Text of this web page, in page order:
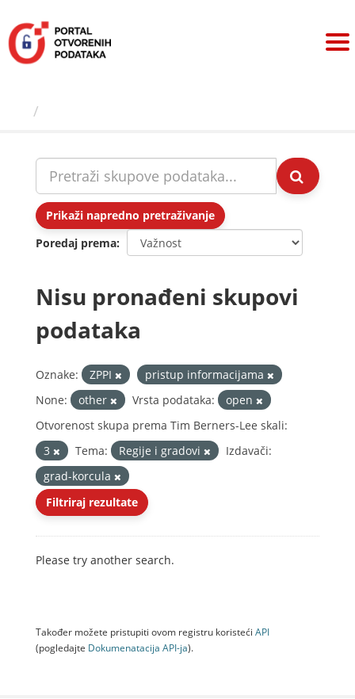
sadržaj
Prikaži napredno pretraživanje
Poredaj prema
Nisu pronađeni skupovi
podataka
Oznake: ZPPI
pristup informacijama
None:
other Vrsta podataka:
open
Otvorenost skupa prema Tim Berners-Lee skali:
3
Tema: Regije i gradovi
Izdavači:
grad-korcula
Filtriraj rezultate
Please try another search.
Također možete pristupiti ovom registru koristeći API
(pogledajte Dokumenаtаcijа API-jа).